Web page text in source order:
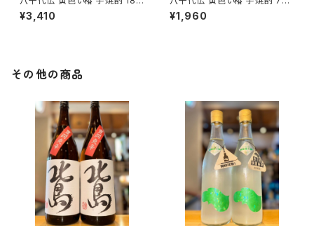
0ml１本（八千代伝酒造・鹿児島
県垂水市上町）
¥3,410
ml１本（八千代伝酒造・鹿児島
県垂水市上町）
¥1,960
その他の商品